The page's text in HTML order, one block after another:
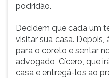
podridão.
Decidem que cada um
visitar sua casa.
para o coreto e sentar
advogado, Cícero, que
casa e entregá-los ao